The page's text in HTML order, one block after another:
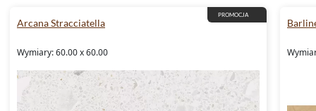
PROMOCJA
Arcana Stracciatella
Wymiary: 60.00 x 60.00